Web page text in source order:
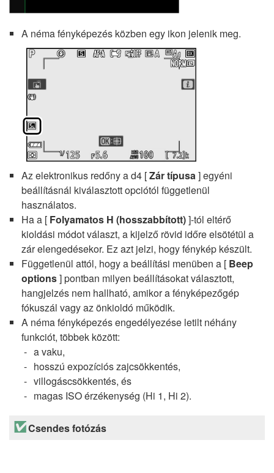
A néma fényképezés közben egy ikon jelenik meg.
Az elektronikus redőny a d4 [Zár típusa] egyéni
beállításnál kiválasztott opciótól függetlenül
használatos.
Ha a [ Folyamatos H (hosszabbított)]-tól eltérő
kioldási módot választ, a kijelző rövid időre elsötétül a
zár elengedésekor. Ez azt jelzi, hogy fénykép készült.
Függetlenül attól, hogy a beállítási menüben a [ Beep
options] pontban milyen beállításokat választott,
hangjelzés nem hallható, amikor a fényképezőgép
fókuszál vagy az önkioldó működik.
A néma fényképezés engedélyezése letilt néhány
funkciót, többek között:
a vaku,
hosszú expozíciós zajcsökkentés,
villogáscsökkentés, és
magas ISO érzékenység (Hi 1, Hi 2).
Csendes fotózás